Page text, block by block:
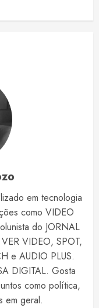
em tecnologia
como VIDEO
do JORNAL
VIDEO, SPOT,
e AUDIO PLUS.
DIGITAL. Gosta
como política,
em geral.